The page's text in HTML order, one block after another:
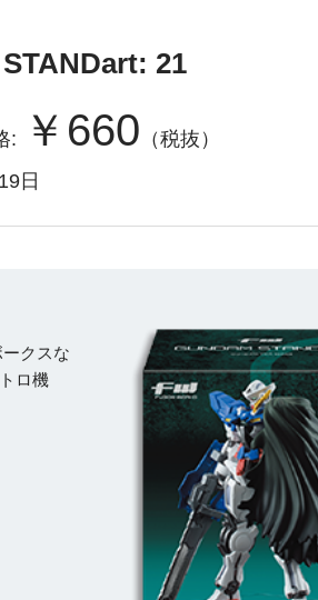
21
: ￥660 （税抜）
日
クスな
ロ機